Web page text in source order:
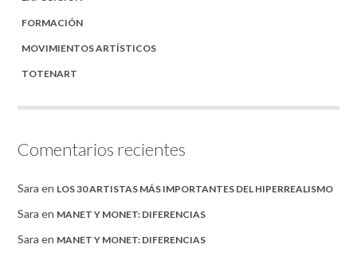
FORMACIÓN
MOVIMIENTOS ARTÍSTICOS
TOTENART
Comentarios recientes
Sara en LOS 30 ARTISTAS MÁS IMPORTANTES DEL HIPERREALISMO
Sara en MANET Y MONET: DIFERENCIAS
Sara en MANET Y MONET: DIFERENCIAS